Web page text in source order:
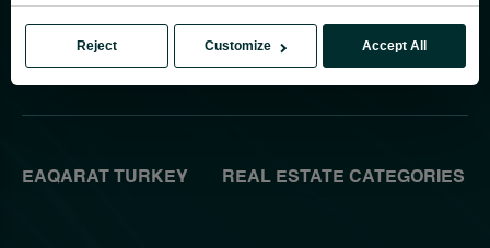
Get Your Dream Home with
Eaqarat Turkia !
EAQARAT TURKEY REAL ESTATE CATEGORIES
Reject Customize Accept All